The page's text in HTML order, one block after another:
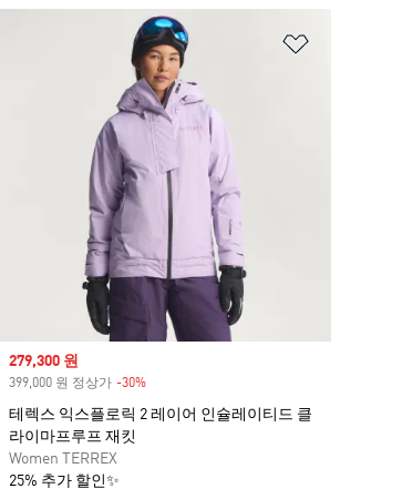
Sale price
279,300 원
399,000 원 정상가 -30%Discount
테렉스 익스플로릭 2 레이어 인슐레이티드 클
라이마프루프 재킷
Women TERREX
25% 추가 할인✨